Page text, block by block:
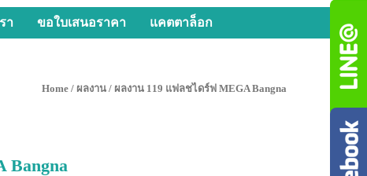
า ขอใบเสนอราคา แคตตาล็อก
Home / ผลงาน / ผลงาน 119 แฟลชไดร์ฟ MEGA Bangna
Bangna